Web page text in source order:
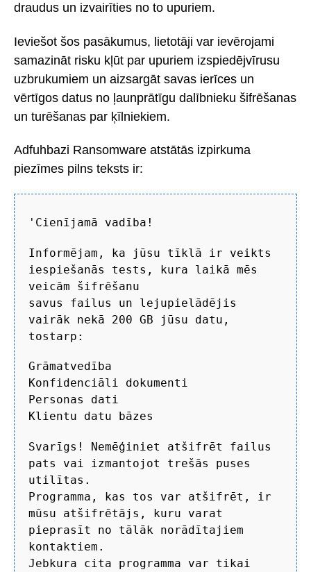
draudus un izvairīties no to upuriem.
Ieviešot šos pasākumus, lietotāji var ievērojami
samazināt risku kļūt par upuriem izspiedējvīrusu
uzbrukumiem un aizsargāt savas ierīces un
vērtīgos datus no ļaunprātīgu dalībnieku šifrēšanas
un turēšanas par ķīlniekiem.
Adfuhbazi Ransomware atstātās izpirkuma
piezīmes pilns teksts ir:
'Cienījamā vadība!
Informējam, ka jūsu tīklā ir veikts
iespiešanās tests, kura laikā mēs
veicām šifrēšanu
savus failus un lejupielādējis
vairāk nekā 200 GB jūsu datu,
tostarp:
Grāmatvedība
Konfidenciāli dokumenti
Personas dati
Klientu datu bāzes
Svarīgs! Nemēģiniet atšifrēt failus
pats vai izmantojot trešās puses
utilītas.
Programma, kas tos var atšifrēt, ir
mūsu atšifrētājs, kuru varat
pieprasīt no tālāk norādītajiem
kontaktiem.
Jebkura cita programma var tikai